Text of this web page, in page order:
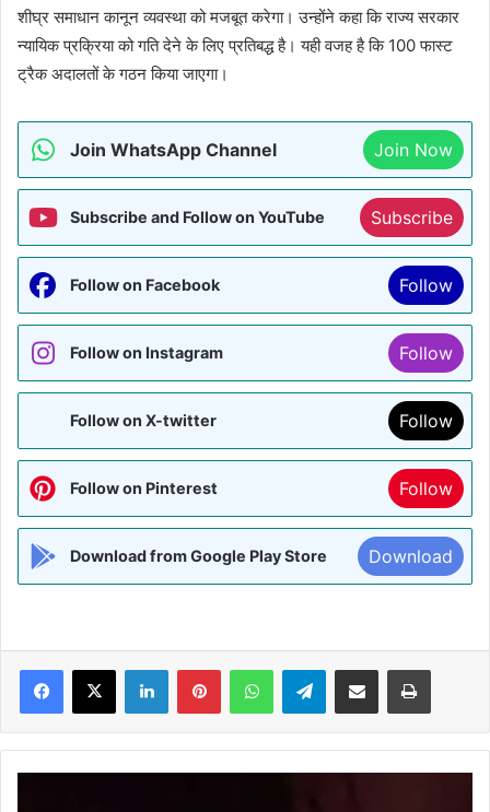
शीघ्र समाधान कानून व्यवस्था को मजबूत करेगा। उन्होंने कहा कि राज्य सरकार
न्यायिक प्रक्रिया को गति देने के लिए प्रतिबद्ध है। यही वजह है कि 100 फास्ट
ट्रैक अदालतों के गठन किया जाएगा।
Join WhatsApp Channel Join Now
Subscribe and Follow on YouTube Subscribe
Follow on Facebook Follow
Follow on Instagram Follow
Follow on X-twitter Follow
Follow on Pinterest Follow
Download from Google Play Store Download
Facebook
X LinkedInPinterestWhatsAppTelegramShare via Email Print